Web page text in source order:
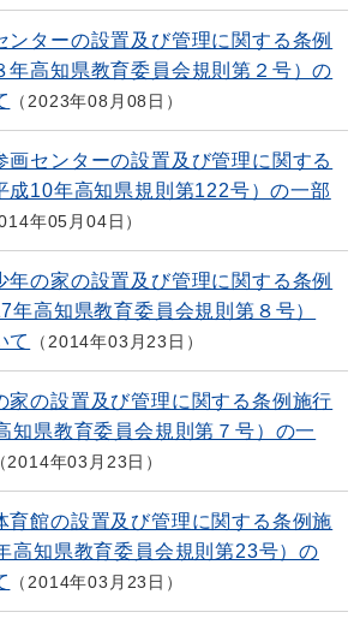
ンターの設置及び管理に関する条例
年高知県教育委員会規則第２号）の
2023年08月08日
画センターの設置及び管理に関する
成10年高知県規則第122号）の一部
年05月04日
年の家の設置及び管理に関する条例
年高知県教育委員会規則第８号）
て
2014年03月23日
家の設置及び管理に関する条例施行
知県教育委員会規則第７号）の一
2014年03月23日
育館の設置及び管理に関する条例施
高知県教育委員会規則第23号）の
2014年03月23日